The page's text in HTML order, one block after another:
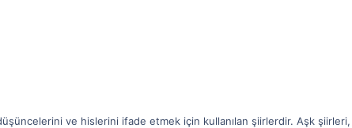
ve hislerini ifade etmek için kullanılan şiirlerdir. Aşk